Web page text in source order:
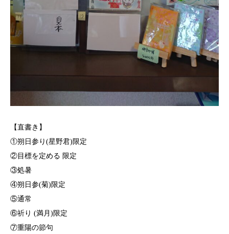
【直書き】
①朔日参り(星野君)限定
②目標を定める 限定
③処暑
④朔日参(菊)限定
⑤通常
⑥祈り (満月)限定
⑦重陽の節句